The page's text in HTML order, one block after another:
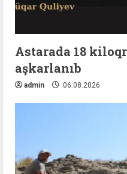
Astarada 18
aşkarlanıb
admin 06.08.2026